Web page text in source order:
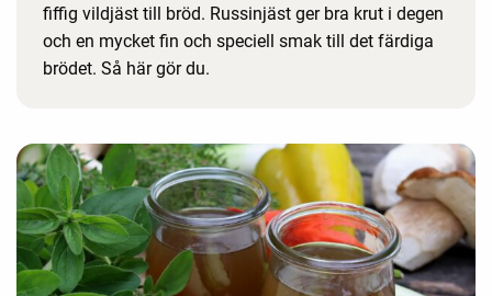
fiffig vildjäst till bröd. Russinjäst ger bra krut i degen
och en mycket fin och speciell smak till det färdiga
brödet. Så här gör du.